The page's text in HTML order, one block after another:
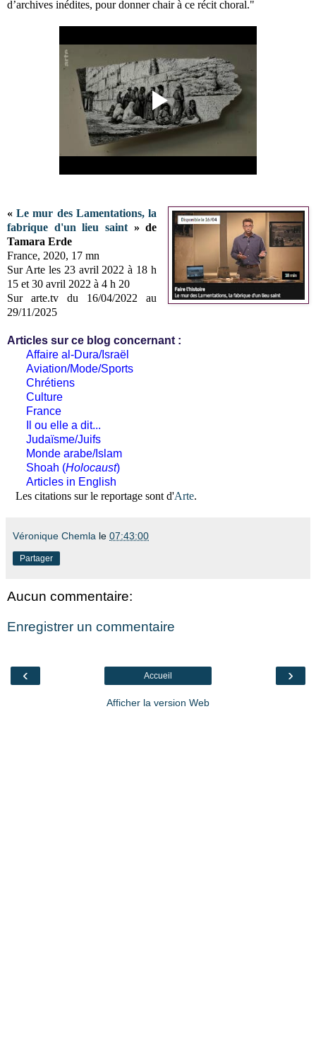
d’archives inédites, pour donner chair à ce récit choral."
«Le mur des Lamentations, la
fabrique d'un lieu saint» de
Tamara Erde
France, 2020, 17 mn
Sur Arte les 23 avril 2022 à 18 h
15 et 30 avril 2022 à 4 h 20
Sur arte.tv du 16/04/2022 au
29/11/2025
Articles sur ce blog concernant :
Affaire al-Dura/Israël
Aviation/Mode/Sports
Chrétiens
Culture
France
Il ou elle a dit...
Judaïsme/Juifs
Monde arabe/Islam
Shoah (Holocaust)
Articles in English
Les citations sur le reportage sont d'Arte.
Véronique Chemla le 07:43:00
Partager
Aucun commentaire:
Enregistrer un commentaire
‹ ›
Accueil
Afficher la version Web